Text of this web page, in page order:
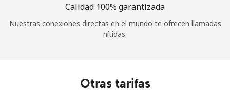
Calidad 100% garantizada
Nuestras conexiones directas en el mundo te ofrecen llamadas
nítidas.
Otras tarifas